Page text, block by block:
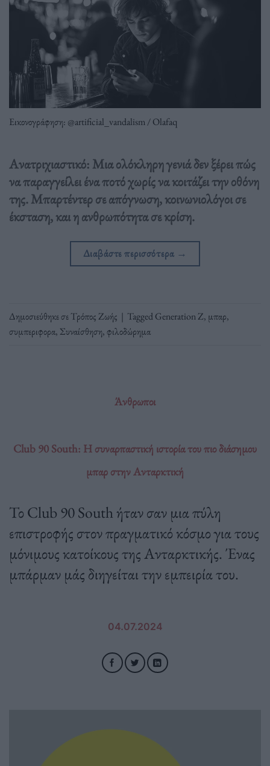
Εικονογράφηση: @artificial_vandalism / Olafaq
Ανατριχιαστικό: Μια ολόκληρη γενιά δεν ξέρει πώς
να παραγγείλει ένα ποτό χωρίς να κοιτάζει την οθόνη
της. Μπαρτέντερ σε απόγνωση, κοινωνιολόγοι σε
έκσταση, και η ανθρωπότητα σε κρίση.
Διαβάστε περισσότερα →
Δημοσιεύθηκε σεΤρόπος Ζωής | TaggedGeneration Z, μπαρ,
συμπεριφορα, Συναίσθηση,φιλοδώρημα
Άνθρωποι
Club 90 South: Η συναρπαστική ιστορία του πιο διάσημου
μπαρ στην Ανταρκτική
Το Club 90 South ήταν σαν μια πύλη
επιστροφής στον πραγματικό κόσμο για τους
μόνιμους κατοίκους της Ανταρκτικής. Ένας
μπάρμαν μάς διηγείται την εμπειρία του.
04.07.2024